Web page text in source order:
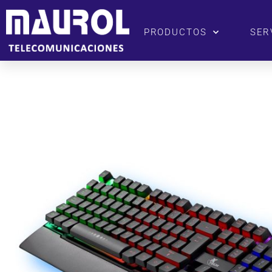
PRODUCTOS